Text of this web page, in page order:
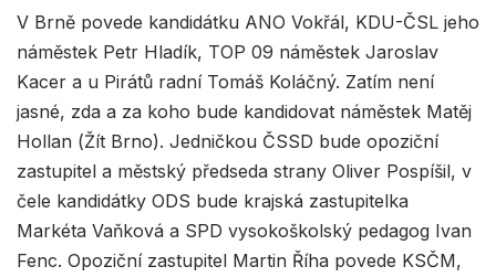
V Brně povede kandidátku ANO Vokřál, KDU-ČSL jeho
náměstek Petr Hladík, TOP 09 náměstek Jaroslav
Kacer a u Pirátů radní Tomáš Koláčný. Zatím není
jasné, zda a za koho bude kandidovat náměstek Matěj
Hollan (Žít Brno). Jedničkou ČSSD bude opoziční
zastupitel a městský předseda strany Oliver Pospíšil, v
čele kandidátky ODS bude krajská zastupitelka
Markéta Vaňková a SPD vysokoškolský pedagog Ivan
Fenc. Opoziční zastupitel Martin Říha povede KSČM,